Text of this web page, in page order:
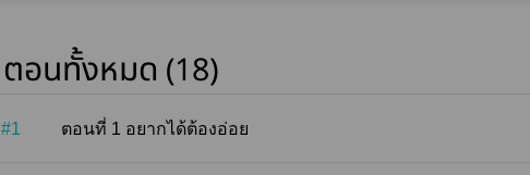
เหนื่อยและเลิกหวั
มาวุ่นวายทำตัวเป็
สนใจผมแท้ๆ เพรา
ตอนทั้งหมด (18)
#1 ตอนที่ 1 อยากได้ต้องอ่อย